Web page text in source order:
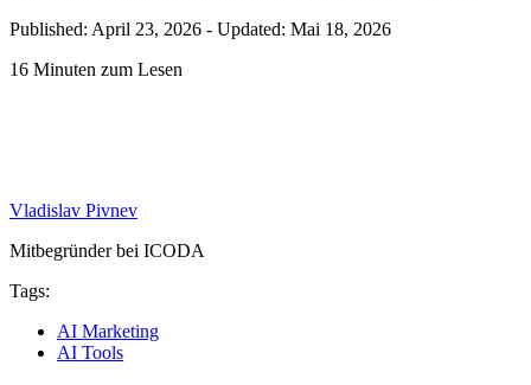
Published: April 23, 2026 - Updated: Mai 18, 2026
16 Minuten zum Lesen
Vladislav Pivnev
Mitbegründer bei ICODA
Tags:
AI Marketing
AI Tools